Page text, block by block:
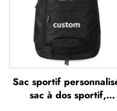
Sac sportif
sac à dos sportif,